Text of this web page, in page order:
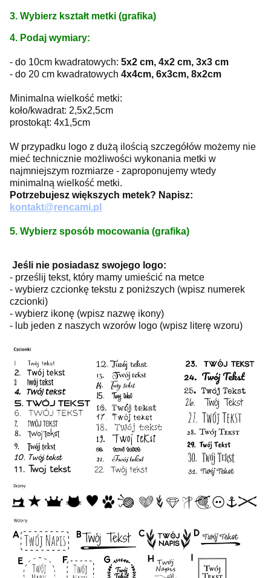
3. Wybierz kształt metki (grafika)
4. Podaj wymiary:
- do 10cm kwadratowych: 5x2 cm, 4x2 cm, 3x3 cm
- do 20 cm kwadratowych 4x4cm, 6x3cm, 8x2cm
Minimalna wielkość metki:
koło/kwadrat: 2,5x2,5cm
prostokąt: 4x1,5cm
W przypadku logo z dużą ilością szczegółów możemy nie
mieć technicznie możliwości wykonania metki w
najmniejszym rozmiarze - zaproponujemy wtedy
minimalną wielkość metki.
Potrzebujesz większych metek? Napisz:
kontakt@rencami.pl
5. Wybierz sposób mocowania (grafika)
Jeśli nie posiadasz swojego logo:
- prześlij tekst, który mamy umieścić na metce
- wybierz czcionkę tekstu z poniższych (wpisz numerek
czcionki)
- wybierz ikonę (wpisz nazwę ikony)
- lub jeden z naszych wzorów logo (wpisz literę wzoru)